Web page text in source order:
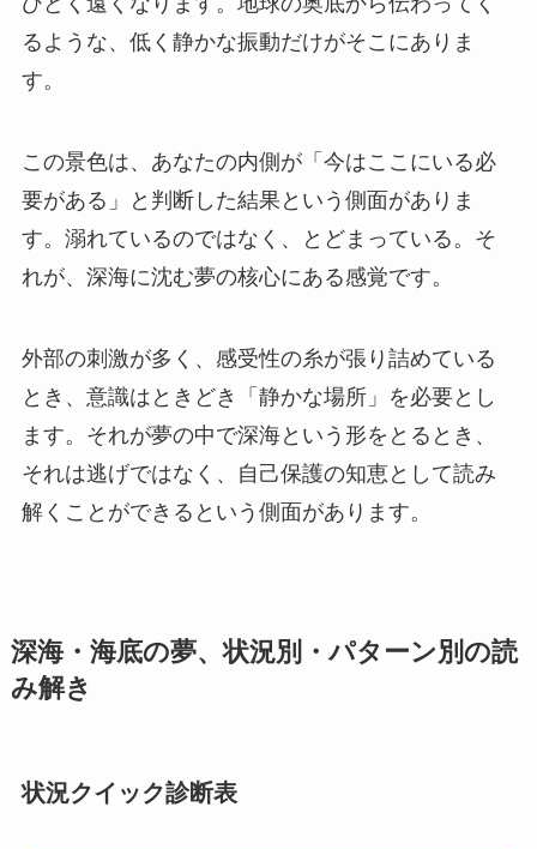
るような、低く静かな振動だけがそこにありま
す。
この景色は、あなたの内側が「今はここにいる必
要がある」と判断した結果という側面がありま
す。溺れているのではなく、とどまっている。そ
れが、深海に沈む夢の核心にある感覚です。
外部の刺激が多く、感受性の糸が張り詰めている
とき、意識はときどき「静かな場所」を必要とし
ます。それが夢の中で深海という形をとるとき、
それは逃げではなく、自己保護の知恵として読み
解くことができるという側面があります。
深海・海底の夢、状況別・パターン別の読
み解き
状況クイック診断表